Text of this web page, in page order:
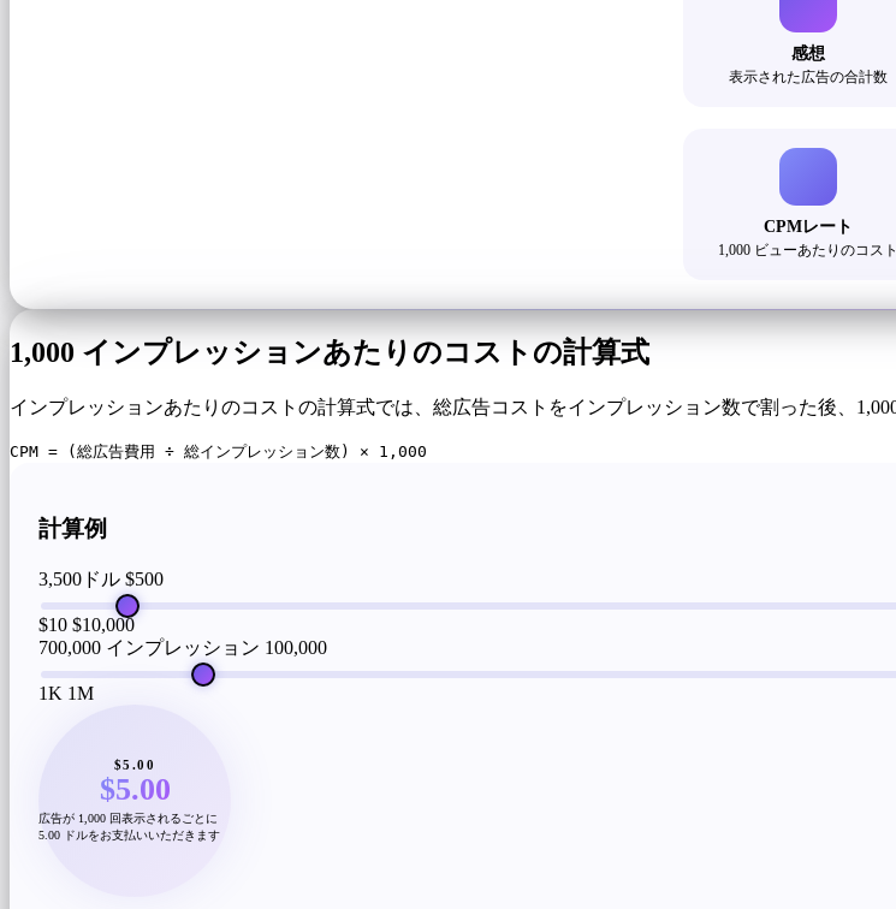
感想
表示された広告の合計数
CPMレート
1,000 ビューあたりのコスト
1,000 インプレッションあたりのコストの計算式
インプレッションあたりのコストの計算式では、総広告コストをインプレッション数で割った後、
CPM = (総広告費用 ÷ 総インプレッション数) × 1,000
計算例
3,500ドル $500
$10 $10,000
700,000 インプレッション 100,000
1K 1M
$5.00
$5.00
広告が 1,000 回表示されるごとに
5.00 ドルをお支払いいただきます